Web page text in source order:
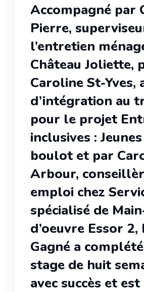
Accompagné par
Pierre,
l’entretien
Château Joliette,
Caroline St-Yves,
d’intégration au
pour le projet
inclusives :
boulot et par
Arbour,
emploi chez
spécialisé de
d’oeuvre Essor 2,
Gagné a
stage de huit
avec succès et est